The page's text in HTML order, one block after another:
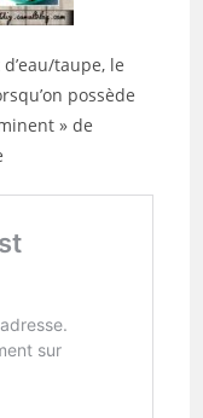
taupe, le
possède
» de